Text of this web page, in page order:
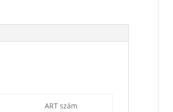
ART szám